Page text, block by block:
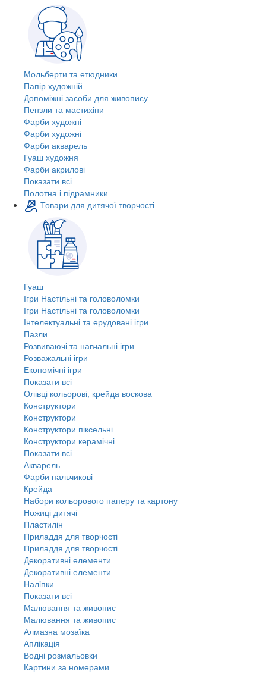
Мольберти та етюдники
Папір художній
Допоміжні засоби для живопису
Пензли та мастихіни
Фарби художні
Фарби художні
Фарби акварель
Гуаш художня
Фарби акрилові
Показати всі
Полотна і підрамники
Товари для дитячої творчості
Гуаш
Ігри Настільні та головоломки
Ігри Настільні та головоломки
Інтелектуальні та ерудовані ігри
Пазли
Розвиваючі та навчальні ігри
Розважальні ігри
Економічні ігри
Показати всі
Олівці кольорові, крейда воскова
Конструктори
Конструктори
Конструктори піксельні
Конструктори керамічні
Показати всі
Акварель
Фарби пальчикові
Крейда
Набори кольорового паперу та картону
Ножиці дитячі
Пластилін
Приладдя для творчості
Приладдя для творчості
Декоративні елементи
Декоративні елементи
Налiпки
Показати всі
Малювання та живопис
Малювання та живопис
Алмазна мозаїка
Аплікація
Водні розмальовки
Картини за номерами